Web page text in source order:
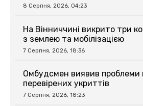
8 Серпня, 2026, 04:23
На Вінниччині викрито три
з землею та мобілізацією
7 Серпня, 2026, 18:36
Омбудсмен виявив проблеми
перевірених укриттів
7 Серпня, 2026, 18:23